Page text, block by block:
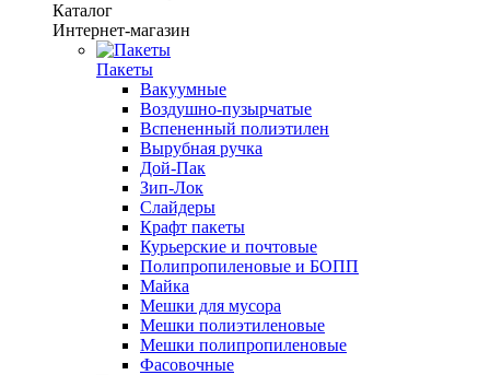
Каталог
Интернет-магазин
Пакеты
Вакуумные
Воздушно-пузырчатые
Вспененный полиэтилен
Вырубная ручка
Дой-Пак
Зип-Лок
Слайдеры
Крафт пакеты
Курьерские и почтовые
Полипропиленовые и БОПП
Майка
Мешки для мусора
Мешки полиэтиленовые
Мешки полипропиленовые
Фасовочные